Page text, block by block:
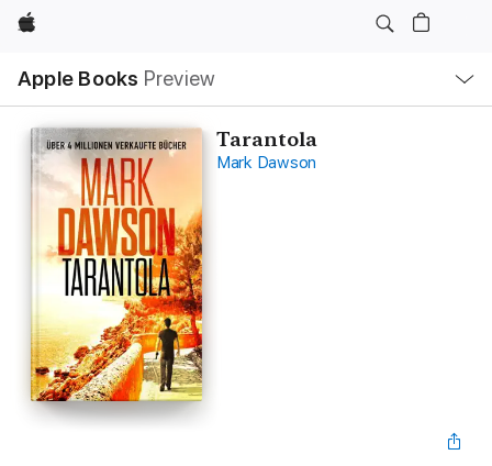
Apple
Apple Books Preview
Nav
Open
Menu
Tarantola
Mark Dawson